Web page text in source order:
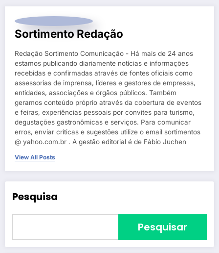
Sortimento Redação
Redação Sortimento Comunicação - Há mais de 24 anos
estamos publicando diariamente notícias e informações
recebidas e confirmadas através de fontes oficiais como
assessorias de imprensa, líderes e gestores de empresas,
entidades, associações e órgãos públicos. Também
geramos conteúdo próprio através da cobertura de eventos
e feiras, experiências pessoais por convites para turismo,
degustações gastronômicas e serviços. Para comunicar
erros, enviar críticas e sugestões utilize o email sortimentos
@ yahoo.com.br . A gestão editorial é de Fábio Juchen
View All Posts
Pesquisa
Pesquisar